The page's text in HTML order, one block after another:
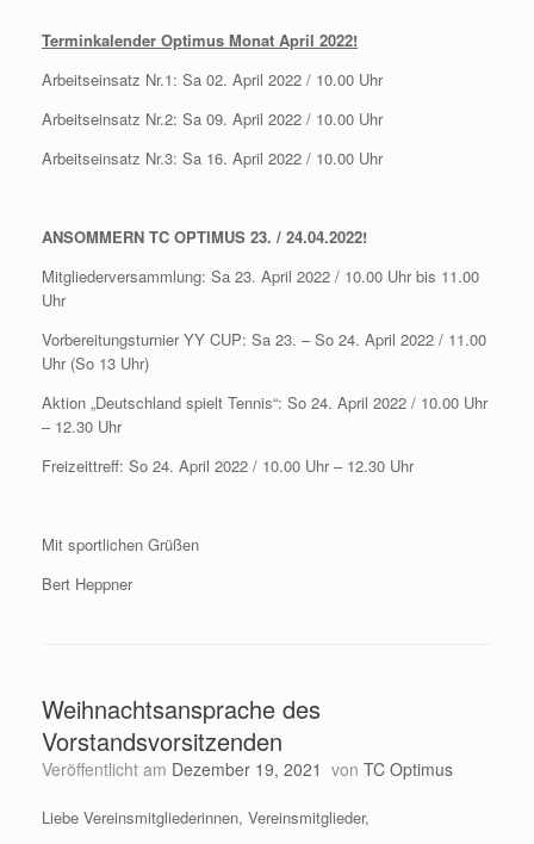
Terminkalender Optimus Monat April 2022!
Arbeitseinsatz Nr.1: Sa 02. April 2022 / 10.00 Uhr
Arbeitseinsatz Nr.2: Sa 09. April 2022 / 10.00 Uhr
Arbeitseinsatz Nr.3: Sa 16. April 2022 / 10.00 Uhr
ANSOMMERN TC OPTIMUS 23. / 24.04.2022!
Mitgliederversammlung: Sa 23. April 2022 / 10.00 Uhr bis 11.00
Uhr
Vorbereitungsturnier YY CUP: Sa 23. – So 24. April 2022 / 11.00
Uhr (So 13 Uhr)
Aktion „Deutschland spielt Tennis“: So 24. April 2022 / 10.00 Uhr
– 12.30 Uhr
Freizeittreff: So 24. April 2022 / 10.00 Uhr – 12.30 Uhr
Mit sportlichen Grüßen
Bert Heppner
Weihnachtsansprache des
Vorstandsvorsitzenden
Veröffentlicht am Dezember 19, 2021 von TC Optimus
Liebe Vereinsmitgliederinnen, Vereinsmitglieder,